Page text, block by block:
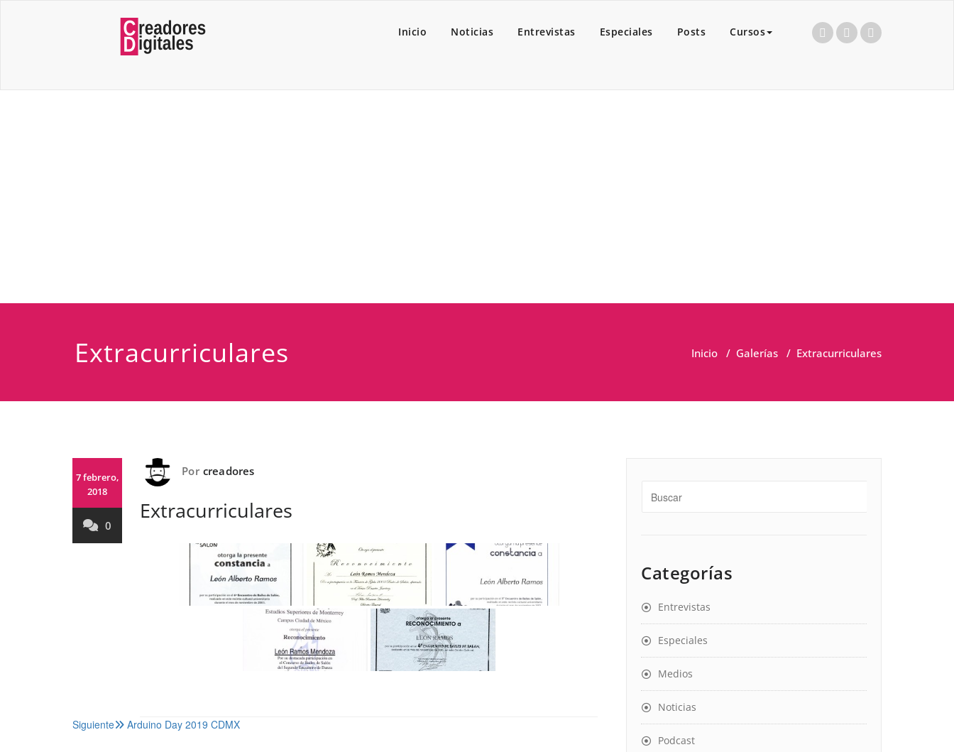
Inicio Noticias Entrevistas Especiales Posts Cursos
Extracurriculares Inicio / Galerías / Extracurriculares
7 febrero,
2018
0
Por creadores
Extracurriculares
Navegación
Siguiente Arduino Day 2019 CDMX
Categorías
Entrevistas
Especiales
Medios
Noticias
Podcast